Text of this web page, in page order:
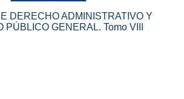
DERECHO ADMINISTRATIVO Y
PÚBLICO GENERAL. Tomo VIII